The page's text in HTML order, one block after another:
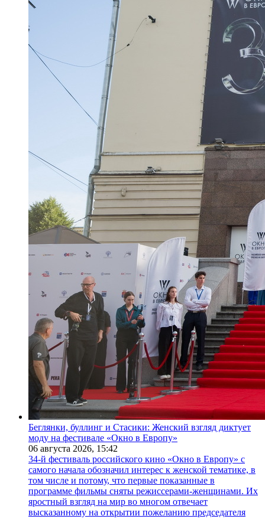
Беглянки, буллинг и Стасики: Женский взгляд диктует
моду на фестивале «Окно в Европу»
06 августа 2026, 15:42
34-й фестиваль российского кино «Окно в Европу» с
самого начала обозначил интерес к женской тематике, в
том числе и потому, что первые показанные в
программе фильмы сняты режиссерами-женщинами. Их
яростный взгляд на мир во многом отвечает
высказанному на открытии пожеланию председателя